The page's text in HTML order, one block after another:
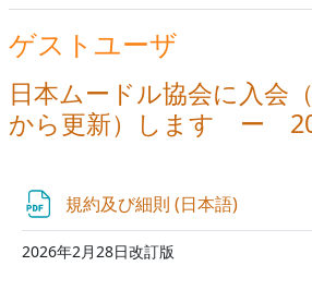
ゲストユーザ
日本ムードル協会に入会
から更新）します ー
規約及び細則 (日本語)
2026年2月28日改訂版